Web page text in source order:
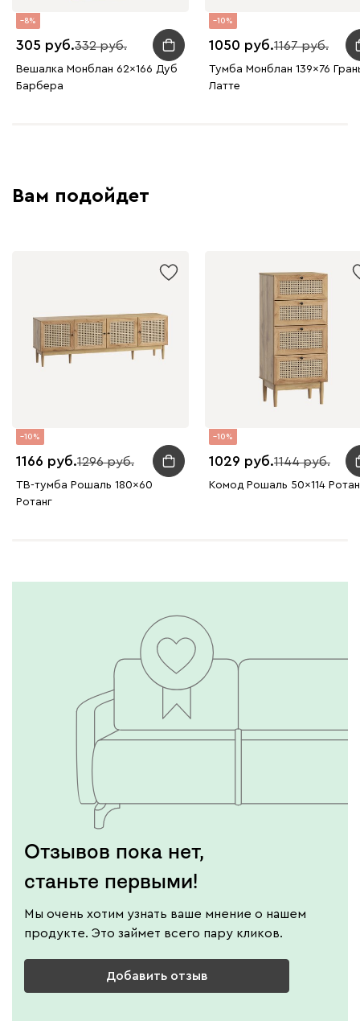
8
305 332
Вешалка Монблан 62x166 Дуб
Барбера
10
1050 1167
Тумба Монблан 139x76
Латте
Вам подойдет
10
1166 1296
ТВ-тумба Рошаль 180x60
Ротанг
10
1029 1144
Комод Рошаль 50x114
Отзывов пока нет,
станьте первыми!
Мы очень хотим узнать ваше мнение о нашем
продукте. Это займет всего пару кликов.
Добавить отзыв